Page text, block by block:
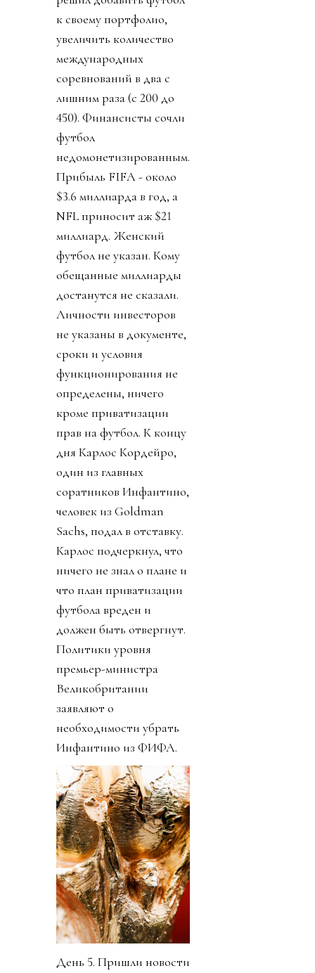
к своему портфолио,
увеличить количество
международных
соревнований в два с
лишним раза (с 200 до
450). Финансисты сочли
футбол
недомонетизированным.
Прибыль FIFA - около
$3.6 миллиарда в год, а
NFL приносит аж $21
миллиард. Женский
футбол не указан. Кому
обещанные миллиарды
достанутся не сказали.
Личности инвесторов
не указаны в документе,
сроки и условия
функционирования не
определены, ничего
кроме приватизации
прав на футбол. К концу
дня Карлос Кордейро,
один из главных
соратников Инфантино,
человек из Goldman
Sachs, подал в отставку.
Карлос подчеркнул, что
ничего не знал о плане и
что план приватизации
футбола вреден и
должен быть отвергнут.
Политики уровня
премьер-министра
Великобритании
заявляют о
необходимости убрать
Инфантино из ФИФА.
День 5. Пришли новости